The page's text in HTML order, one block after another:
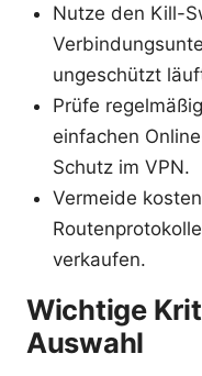
Nutze den Kill-
ungeschützt
Prüfe
einfachen
Schutz im VPN.
Vermeide
verkaufen.
Wichtige
Auswahl